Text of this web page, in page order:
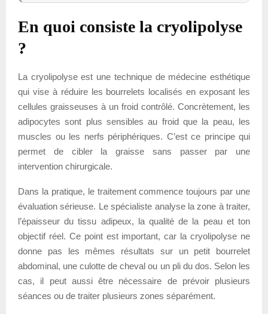
En quoi consiste la cryolipolyse
?
La cryolipolyse est une technique de médecine esthétique
qui vise à réduire les bourrelets localisés en exposant les
cellules graisseuses à un froid contrôlé. Concrètement, les
adipocytes sont plus sensibles au froid que la peau, les
muscles ou les nerfs périphériques. C’est ce principe qui
permet de cibler la graisse sans passer par une
intervention chirurgicale.
Dans la pratique, le traitement commence toujours par une
évaluation sérieuse. Le spécialiste analyse la zone à traiter,
l’épaisseur du tissu adipeux, la qualité de la peau et ton
objectif réel. Ce point est important, car la cryolipolyse ne
donne pas les mêmes résultats sur un petit bourrelet
abdominal, une culotte de cheval ou un pli du dos. Selon les
cas, il peut aussi être nécessaire de prévoir plusieurs
séances ou de traiter plusieurs zones séparément.